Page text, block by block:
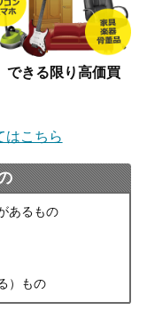
できる限り高価買
はこちら
あるもの
）もの